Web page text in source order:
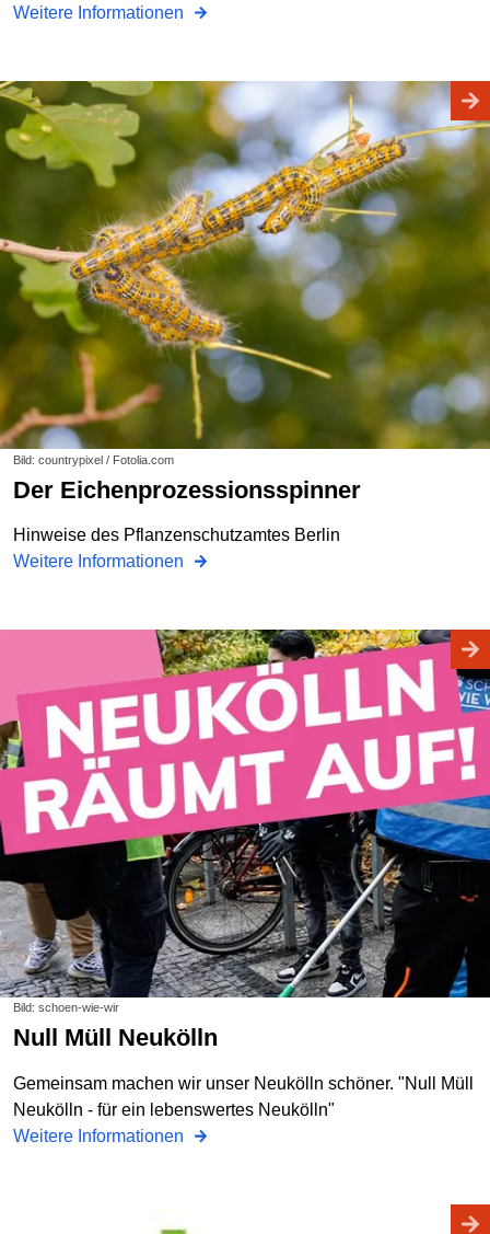
Weitere Informationen
Bild: countrypixel / Fotolia.com
Der Eichenprozessionsspinner
Hinweise des Pflanzenschutzamtes Berlin
Weitere Informationen
Bild: schoen-wie-wir
Null Müll Neukölln
Gemeinsam machen wir unser Neukölln schöner. "Null Müll
Neukölln - für ein lebenswertes Neukölln"
Weitere Informationen